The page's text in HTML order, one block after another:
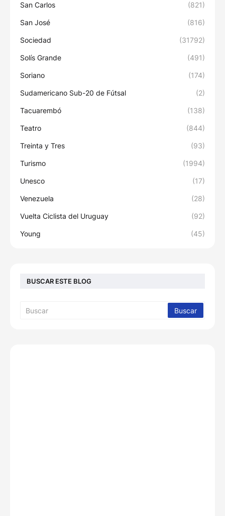
San Carlos (821)
San José (816)
Sociedad (31792)
Solís Grande (491)
Soriano (174)
Sudamericano Sub-20 de Fútsal (2)
Tacuarembó (138)
Teatro (844)
Treinta y Tres (93)
Turismo (1994)
Unesco (17)
Venezuela (28)
Vuelta Ciclista del Uruguay (92)
Young (45)
BUSCAR ESTE BLOG